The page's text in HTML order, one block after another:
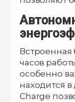
Встроенная
часов
особенно
находится
Charge